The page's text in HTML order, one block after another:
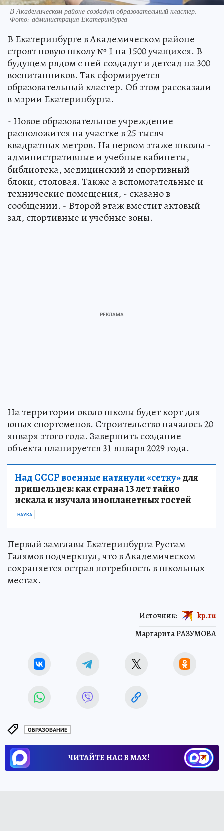
В Академическом районе создадут образовательный кластер.
Фото: администрация Екатеринбурга
В Екатеринбурге в Академическом районе
строят новую школу № 1 на 1500 учащихся. В
будущем рядом с ней создадут и детсад на 300
воспитанников. Так сформируется
образовательный кластер. Об этом рассказали
в мэрии Екатеринбурга.
- Новое образовательное учреждение
расположится на участке в 25 тысяч
квадратных метров. На первом этаже школы -
административные и учебные кабинеты,
библиотека, медицинский и спортивный
блоки, столовая. Также а вспомогательные и
технические помещения, - сказано в
сообщении. - Второй этаж вместит актовый
зал, спортивные и учебные зоны.
На территории около школы будет корт для
юных спортсменов. Строительство началось 20
января этого года. Завершить создание
объекта планируется 31 января 2029 года.
Над СССР военные натянули «сетку»для
пришельцев: как страна 13 лет тайно
искала и изучала инопланетных гостей
НАУКА
Первый замглавы Екатеринбурга Рустам
Галямов подчеркнул, что в Академическом
сохраняется острая потребность в школьных
местах.
Маргарита РАЗУМОВА
Источник: kp.ru
ОБРАЗОВАНИЕ
ЧИТАЙТЕ НАС В МАХ!